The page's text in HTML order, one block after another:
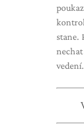
stane.
vedení.